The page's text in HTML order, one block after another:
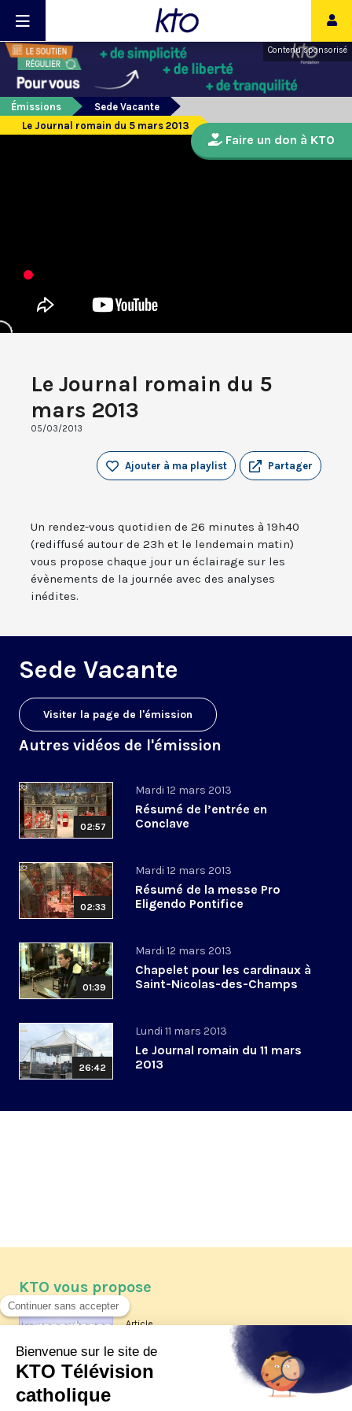
Contenu sponsorisé
Émissions
Sede Vacante
Le Journal romain du 5 mars 2013
Le Journal romain du 5
mars 2013
05/03/2013
Partager
Ajouter à ma playlist
Un rendez-vous quotidien de 26 minutes à 19h40
(rediffusé autour de 23h et le lendemain matin)
vous propose chaque jour un éclairage sur les
évènements de la journée avec des analyses
inédites.
Sede Vacante
Visiter la page de l'émission
Autres vidéos de l'émission
02:57
Mardi 12 mars 2013
Résumé de l’entrée en
Conclave
02:33
Mardi 12 mars 2013
Résumé de la messe Pro
Eligendo Pontifice
01:39
Mardi 12 mars 2013
Chapelet pour les cardinaux à
Saint-Nicolas-des-Champs
26:42
Lundi 11 mars 2013
Le Journal romain du 11 mars
2013
Faire un don à KTO
KTO vous propose
Article
Les reportages d'été 2026 de KTO